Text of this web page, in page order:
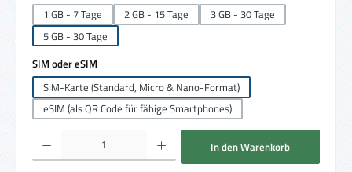
1 GB - 7 Tage
2 GB - 15 Tage
3 GB - 30 Tage
5 GB - 30 Tage
SIM oder eSIM
SIM-Karte (Standard, Micro & Nano-Format)
eSIM (als QR Code für fähige Smartphones)
Produkt Anzahl: Gib den gewünschten Wert ein oder benutze die Schaltflächen um
In den Warenkorb